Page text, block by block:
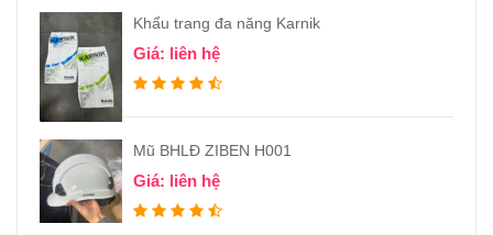
Khẩu trang đa năng Karnik
Giá: liên hệ
Mũ BHLĐ ZIBEN H001
Giá: liên hệ